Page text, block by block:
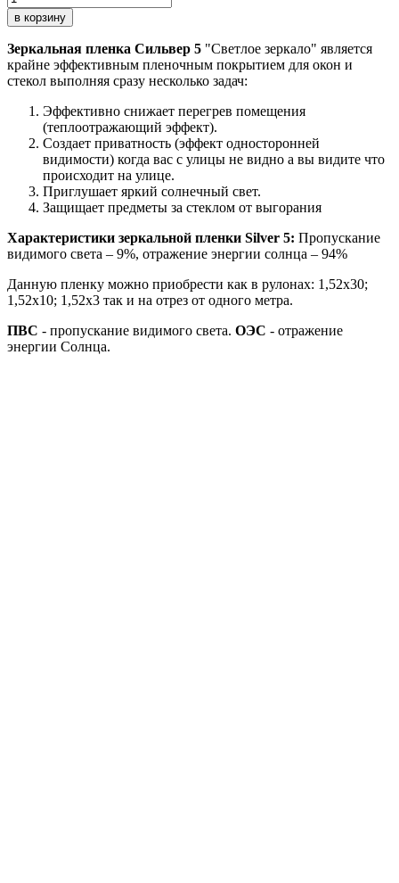
в корзину
Зеркальная пленка Сильвер 5 "Светлое зеркало" является
крайне эффективным пленочным покрытием для окон и
стекол выполняя сразу несколько задач:
Эффективно снижает перегрев помещения
(теплоотражающий эффект).
Создает приватность (эффект односторонней
видимости) когда вас с улицы не видно а вы видите что
происходит на улице.
Приглушает яркий солнечный свет.
Защищает предметы за стеклом от выгорания
Характеристики зеркальной пленки Silver 5: Пропускание
видимого света – 9%, отражение энергии солнца – 94%
Данную пленку можно приобрести как в рулонах: 1,52х30;
1,52х10; 1,52x3 так и на отрез от одного метра.
ПВС - пропускание видимого света. ОЭС - отражение
энергии Солнца.